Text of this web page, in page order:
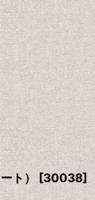
ト） [30038]